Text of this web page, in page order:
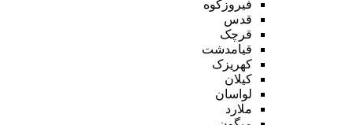
فیروزکوه
قدس
قرچک
قیامدشت
کهریزک
کیلان
لواسان
ملارد